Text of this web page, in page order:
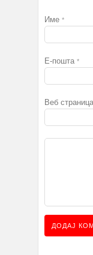
Име *
Е-пошта *
Веб страница